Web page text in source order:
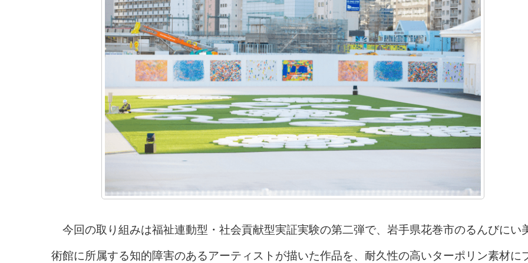
今回の取り組みは福祉連動型・社会貢献型実証実験の第二弾で、岩手県花巻市のるんびにい
術館に所属する知的障害のあるアーティストが描いた作品を、耐久性の高いターポリン素材に